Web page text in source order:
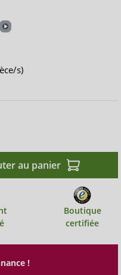
s)
au panier
Boutique
certifiée
!